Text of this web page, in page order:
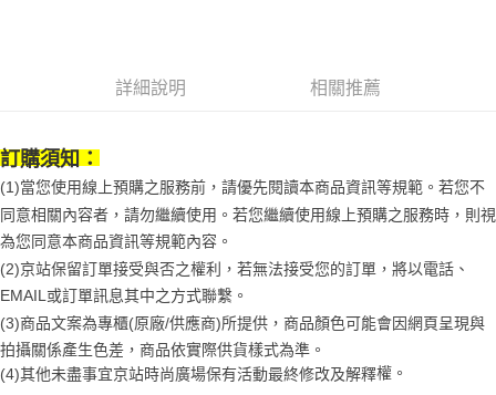
消。如遇「轉專審核」未通過狀況，表示未達大哥付你分期系統評分，恕無
法說明評估內容。
【繳款方式說明】
1.分期款項不併入電信帳單，「大哥付你分期」於每月結算日後寄送繳費提
醒簡訊。
2.透過簡訊連結打開帳單後，可選擇「超商條碼／台灣大直營門市／銀行轉
帳／街口支付／iPASS MONEY」等通路繳費。
【注意事項】
1.本服務係由「台灣大哥大股份有限公司」（以下簡稱本公司）所提供，讓
用戶於交易時，得透過本服務購買商品或服務，並由商店將買賣／分期付款
買賣價金債權讓與本公司後，依約使用本公司帳單繳交帳款。
2.基於同意付款使用「大哥付你分期」之契約關係目的，商店將以您的個人
AFTEE先享後付是「在收到商品之後才付款」的支付方式。 讓您購物簡單
２．便利：只要手機號碼，簡訊認證，即可結帳。
【「AFTEE先享後付」結帳流程】
１．於結帳方式選擇「AFTEE先享後付」後，將跳轉至「AFTEE先享後付」
結帳頁面，進行簡訊認證並確認金額後，即可完成結帳。
２．訂單成立數日內，您將收到繳費通知簡訊。
３．收到繳費通知簡訊後14天內，點擊此簡訊中的連結，可透過四大超商／
ATM／網路銀行／等多元方式進行付款，方視為交易完成。
※ 請注意：結帳手續完成當下不需立刻繳費，但若您需要取消訂單，請聯絡
購買商品的店家。未經商家同意取消之訂單仍視為有效，需透過AFTEE先享
後付繳納相關費用。
運送方式
京站台北店專櫃自取
免運費
詳細說明 相關推薦
訂購須知：
(1)當您使用線上預購之服務前，請優先閱讀本商品資訊等規範。若您不
同意相關內容者，請勿繼續使用。若您繼續使用線上預購之服務時，則視
為您同意本商品資訊等規範內容。
(2)京站保留訂單接受與否之權利，若無法接受您的訂單，將以電話、
EMAIL或訂單訊息其中之方式聯繫。
(3)商品文案為專櫃(原廠/供應商)所提供，商品顏色可能會因網頁呈現與
拍攝關係產生色差，商品依實際供貨樣式為準。
(4)其他未盡事宜京站時尚廣場保有活動最終修改及解釋權。